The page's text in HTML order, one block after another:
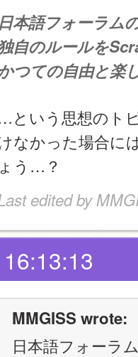
日本語フォーラム
自のルールを
つての自由と楽
という思想のト
なかった場合に
ょう…？
edited by
MMGISS wrote:
日本語フォーラ